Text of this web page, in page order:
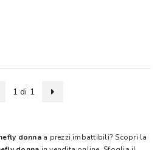
1 di 1
donna a prezzi imbattibili? Scopri la